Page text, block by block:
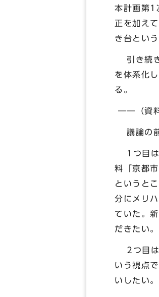
本計画第1
正を加え
き台とい
引き続き
を体系化
る。
――（資
議論の前
1つ目は
料「京都
というと
分にメリ
ていた。
だきたい。
2つ目は
いう視点
いしたい。